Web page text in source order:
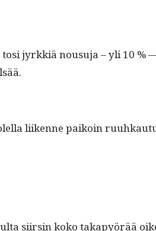
jyrkkiä nousu­ja – yli 10 %
liikenne paikoin
siirsin koko takapyörää